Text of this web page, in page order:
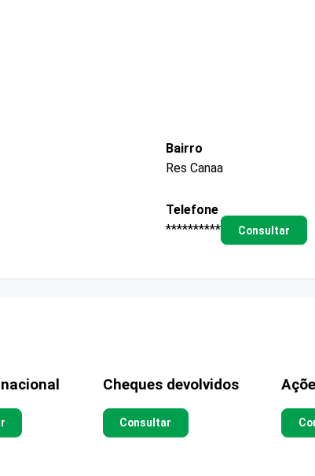
Bairro
Res Canaa
Telefone
**********
Consultar
Cheques devolvidos
Consultar